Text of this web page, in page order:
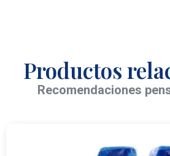
Productos
Recomendaciones